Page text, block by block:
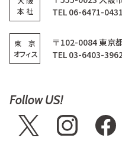
本 社
TEL 06-6471-
東 京
オフィス
〒102-0084 東京
TEL 03-6403-
Follow US!